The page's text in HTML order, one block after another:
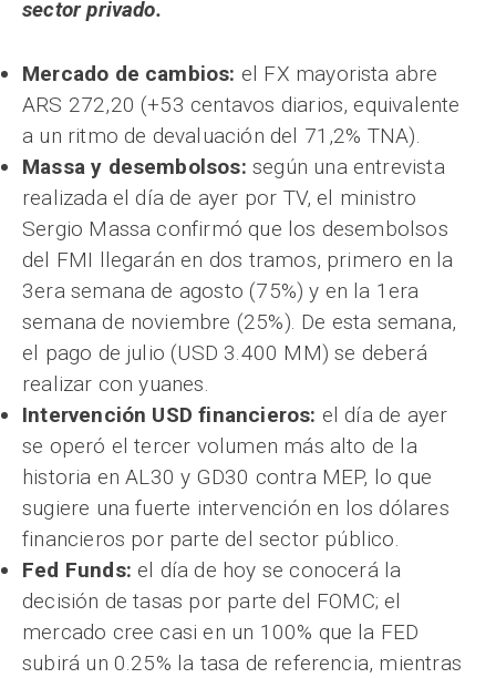
sector privado.
Mercado de cambios: el FX mayorista abre
ARS 272,20 (+53 centavos diarios, equivalente
a un ritmo de devaluación del 71,2% TNA).
Massa y desembolsos: según una entrevista
realizada el día de ayer por TV, el ministro
Sergio Massa confirmó que los desembolsos
del FMI llegarán en dos tramos, primero en la
3era semana de agosto (75%) y en la 1era
semana de noviembre (25%). De esta semana,
el pago de julio (USD 3.400 MM) se deberá
realizar con yuanes.
Intervención USD financieros: el día de ayer
se operó el tercer volumen más alto de la
historia en AL30 y GD30 contra MEP, lo que
sugiere una fuerte intervención en los dólares
financieros por parte del sector público.
Fed Funds: el día de hoy se conocerá la
decisión de tasas por parte del FOMC; el
mercado cree casi en un 100% que la FED
subirá un 0.25% la tasa de referencia, mientras